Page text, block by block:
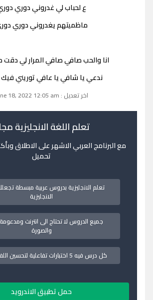
ع لحباب لي غدروني دوري
ماظميتهم يغدروني دوري
انا والحب صافي صافي المرار لي
ندعي يا شافي يا عافي توريني فيك
اخر تعديل : June 18, 2022 12:05 am
تعلم اللغة الانجليزية
تحميل
تعلم الانجليزية بدروس عربية مبسطة
الانجليزية
جميع الدروس لا تحتاج الى انترنت
والصورة
كل درس فيه 5 اختبارات تفاعلية لتحسين اللفظ والنطق
حمل تطبيق الاندرويد